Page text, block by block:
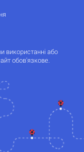
використанні або
обов'язкове.